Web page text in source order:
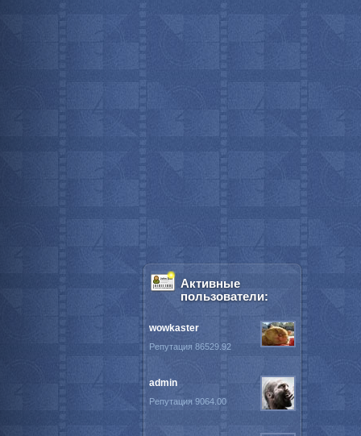
Активные
пользователи:
wowkaster
Репутация 86529.92
admin
Репутация 9064.00